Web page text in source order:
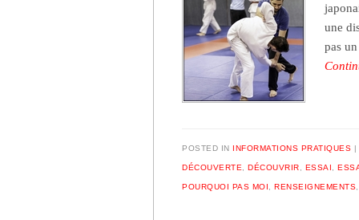
une
pas
POSTED IN INFORMATIONS PRATIQUES
DÉCOUVERTE DÉCOUVRIR ESSAI
POURQUOI PAS MOI RENSEIGNEMENTS